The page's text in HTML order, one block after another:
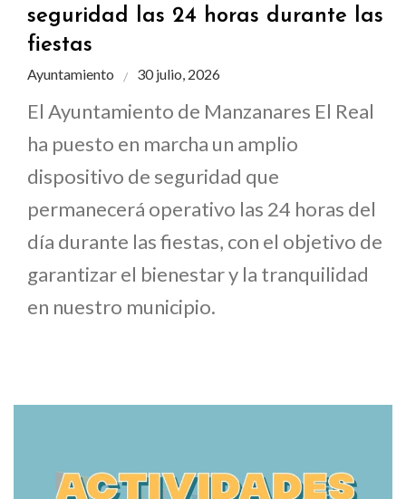
seguridad las 24 horas durante las
fiestas
Ayuntamiento 30 julio, 2026
El Ayuntamiento de Manzanares El Real
ha puesto en marcha un amplio
dispositivo de seguridad que
permanecerá operativo las 24 horas del
día durante las fiestas, con el objetivo de
garantizar el bienestar y la tranquilidad
en nuestro municipio.